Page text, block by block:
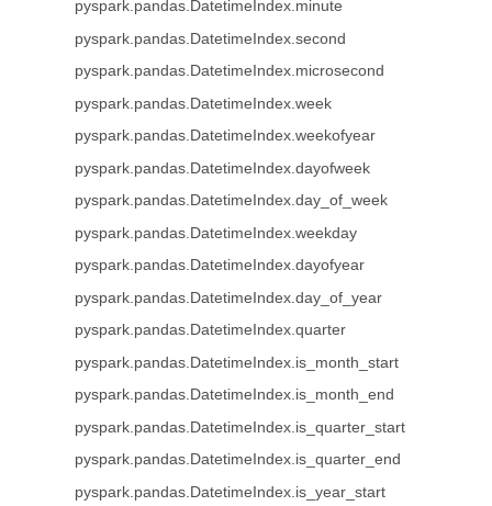
pyspark.pandas.DatetimeIndex.minute
pyspark.pandas.DatetimeIndex.second
pyspark.pandas.DatetimeIndex.microsecond
pyspark.pandas.DatetimeIndex.week
pyspark.pandas.DatetimeIndex.weekofyear
pyspark.pandas.DatetimeIndex.dayofweek
pyspark.pandas.DatetimeIndex.day_of_week
pyspark.pandas.DatetimeIndex.weekday
pyspark.pandas.DatetimeIndex.dayofyear
pyspark.pandas.DatetimeIndex.day_of_year
pyspark.pandas.DatetimeIndex.quarter
pyspark.pandas.DatetimeIndex.is_month_start
pyspark.pandas.DatetimeIndex.is_month_end
pyspark.pandas.DatetimeIndex.is_quarter_start
pyspark.pandas.DatetimeIndex.is_quarter_end
pyspark.pandas.DatetimeIndex.is_year_start